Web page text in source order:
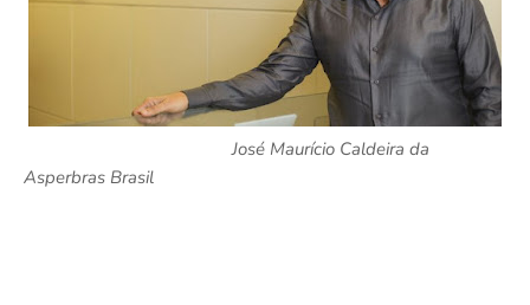
José Maurício Caldeira da
Asperbras Brasil